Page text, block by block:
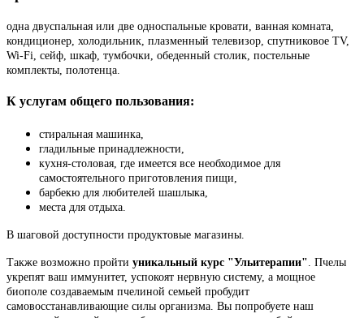
одна двуспальная или две односпальные кровати, ванная комната,
кондиционер, холодильник, плазменный телевизор, спутниковое TV,
Wi-Fi, сейф, шкаф, тумбочки, обеденный столик, постельные
комплекты, полотенца.
К услугам общего пользования:
стиральная машинка,
гладильные принадлежности,
кухня-столовая, где имеется все необходимое для
самостоятельного приготовления пищи,
барбекю для любителей шашлыка,
места для отдыха.
В шаговой доступности продуктовые магазины.
Также возможно пройти уникальный курс "Ульитерапии" . Пчелы
укрепят ваш иммунитет, успокоят нервную систему, а мощное
биополе создаваемым пчелиной семьей пробудит
самовосстанавливающие силы организма. Вы попробуете наш